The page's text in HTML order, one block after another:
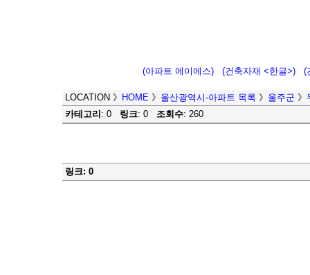
(아파트 에이에스) (건축자재 <한글>) (
LOCATION 》 HOME 》 울산광역시-아파트 목록 》 울주군 》
카테고리 : 0 링크: 0 조회수: 260
링크: 0